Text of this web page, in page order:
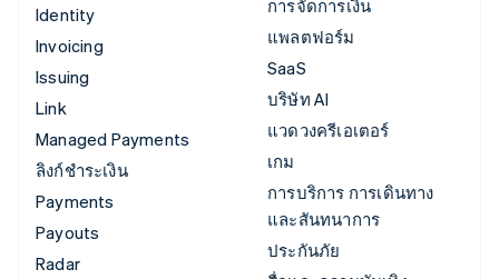
Identity
Invoicing
Issuing
Link
Managed Payments
ลิงก์ชำระเงิน
Payments
Payouts
Radar
การจัดการเงิน
แพลตฟอร์ม
SaaS
บริษัท AI
แวดวงครีเอเตอร์
เกม
การบริการ การเดินทาง
และสันทนาการ
ประกันภัย